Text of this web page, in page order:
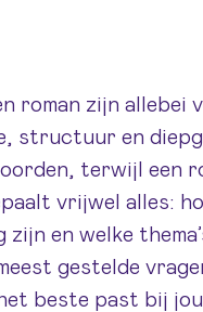
roman zijn allebei
structuur en
terwijl een
vrijwel alles:
zijn en welke
gestelde
beste past bij